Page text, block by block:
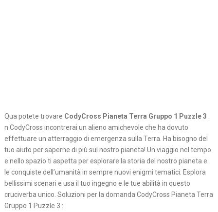
Qua potete trovare CodyCross Pianeta Terra Gruppo 1 Puzzle 3 .
n CodyCross incontrerai un alieno amichevole che ha dovuto
effettuare un atterraggio di emergenza sulla Terra. Ha bisogno del
tuo aiuto per saperne di più sul nostro pianeta! Un viaggio nel tempo
e nello spazio ti aspetta per esplorare la storia del nostro pianeta e
le conquiste dell’umanità in sempre nuovi enigmi tematici. Esplora
bellissimi scenari e usa il tuo ingegno e le tue abilità in questo
cruciverba unico. Soluzioni per la domanda CodyCross Pianeta Terra
Gruppo 1 Puzzle 3 :